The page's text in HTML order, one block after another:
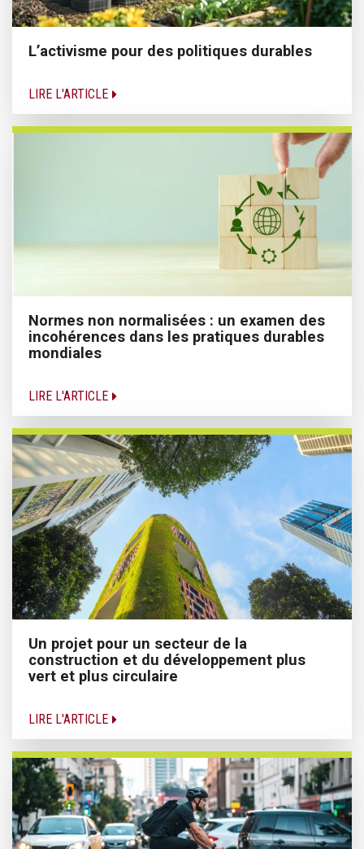
L’activisme pour des politiques durables
LIRE L'ARTICLE
Normes non normalisées : un examen des
incohérences dans les pratiques durables
mondiales
LIRE L'ARTICLE
Un projet pour un secteur de la
construction et du développement plus
vert et plus circulaire
LIRE L'ARTICLE